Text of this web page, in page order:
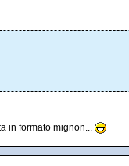
in formato mignon...